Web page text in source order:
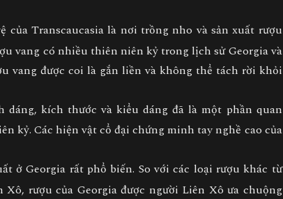
của Transcaucasia là nơi trồng nho và sản xuất rượu
vang có nhiều thiên niên kỷ trong lịch sử Georgia và
vang được coi là gắn liền và không thể tách rời khỏi
kích thước và kiểu dáng đã là một phần quan
kỷ. Các hiện vật cổ đại chứng minh tay nghề cao của
ở Georgia rất phổ biến. So với các loại rượu khác từ
rượu của Georgia được người Liên Xô ưa chuộng